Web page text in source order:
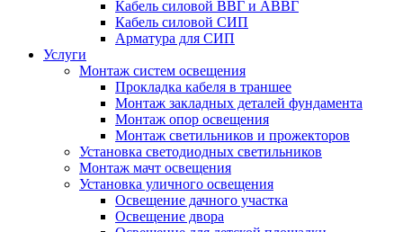
Кабель силовой ВВГ и АВВГ
Кабель силовой СИП
Арматура для СИП
Услуги
Монтаж систем освещения
Прокладка кабеля в траншее
Монтаж закладных деталей фундамента
Монтаж опор освещения
Монтаж светильников и прожекторов
Установка светодиодных светильников
Монтаж мачт освещения
Установка уличного освещения
Освещение дачного участка
Освещение двора